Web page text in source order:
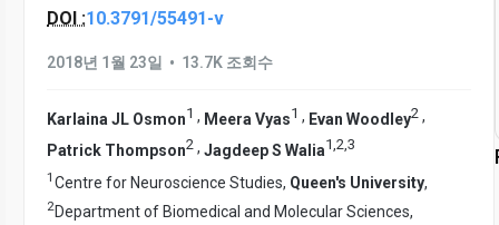
DOI :10.3791/55491-v
2018년 1월 23일 • 13.7K 조회수
Karlaina JL Osmon1 , Meera Vyas1 , Evan Woodley2 ,
Patrick Thompson2 , Jagdeep S Walia1 2 3
1 Centre for Neuroscience Studies, Queen's University,
2Department of Biomedical and Molecular Sciences,